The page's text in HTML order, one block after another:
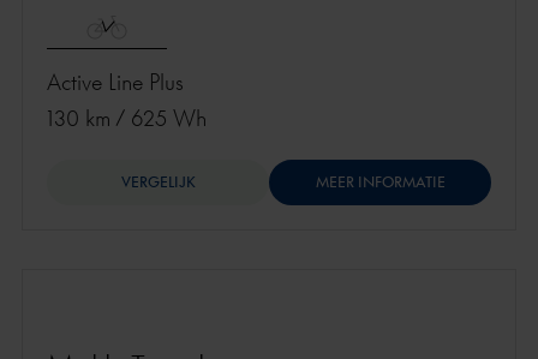
Active Line Plus
130 km / 625 Wh
VERGELIJK MEER INFORMATIE